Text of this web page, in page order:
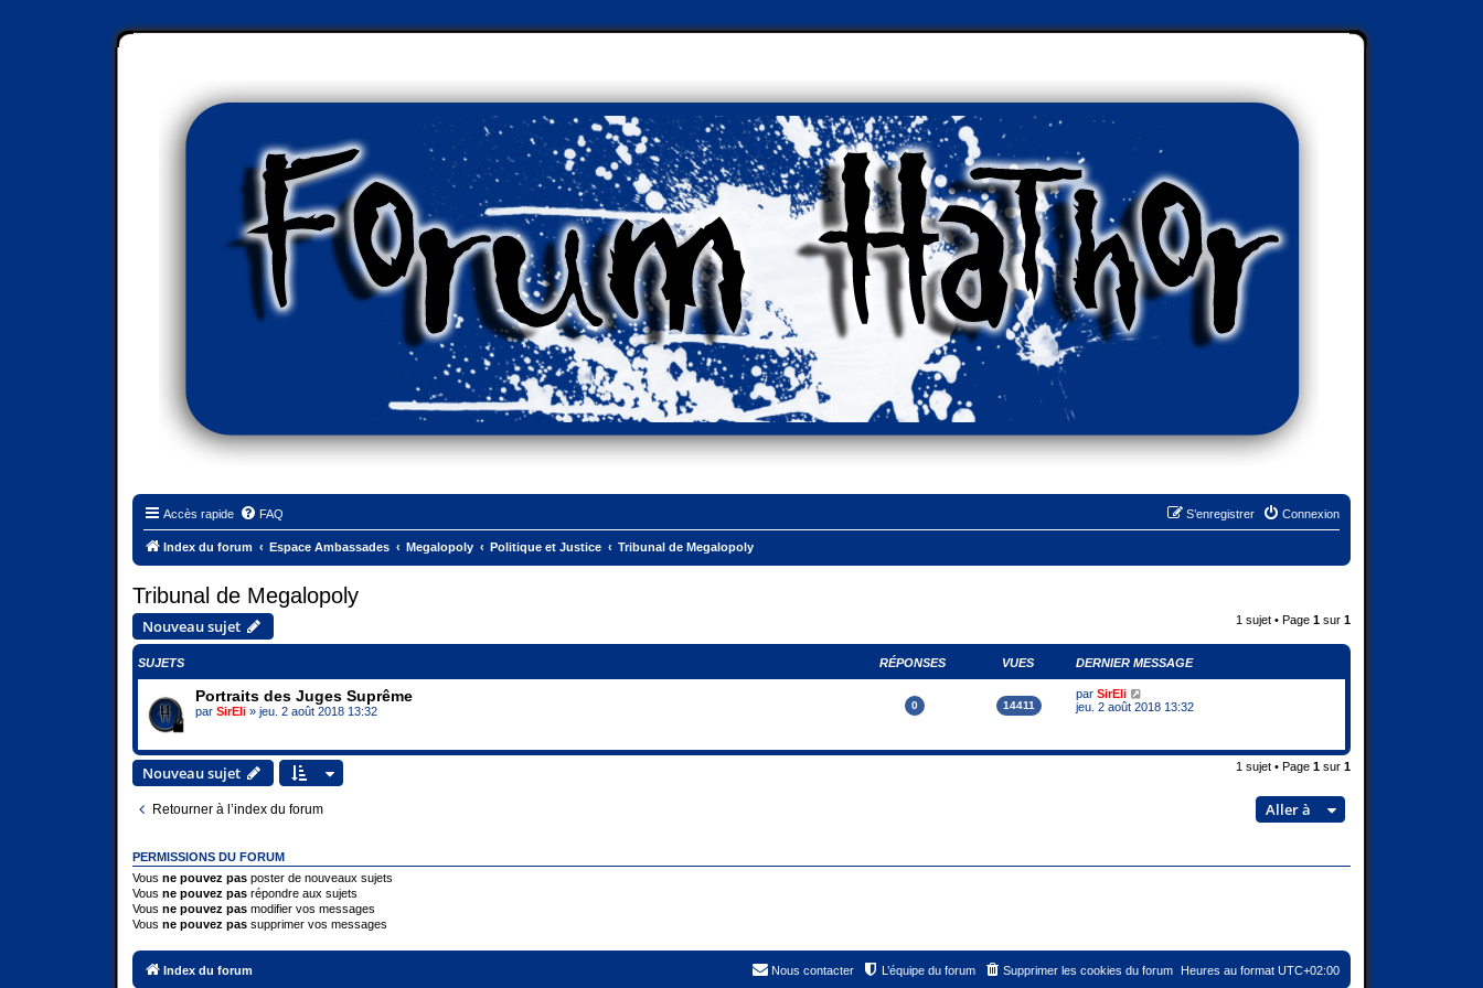
Accès rapide FAQ Connexion
S’enregistrer
Index du forum Espace Ambassades Megalopoly Politique et Justice Tribunal de Megalopoly
Tribunal de Megalopoly
Nouveau sujet 1 sujet • Page 1 sur 1
SUJETS RÉPONSES VUES DERNIER MESSAGE
Portraits des Juges Suprême
par SirEli » jeu. 2 août 2018 13:32 0 14411
par SirEli
jeu. 2 août 2018 13:32
Nouveau sujet 1 sujet • Page 1 sur 1
Retourner à l’index du forum Aller à
PERMISSIONS DU FORUM
Vous ne pouvez pas poster de nouveaux sujets
Vous ne pouvez pas répondre aux sujets
Vous ne pouvez pas modifier vos messages
Vous ne pouvez pas supprimer vos messages
Index du forum Heures au format UTC+02:00
Supprimer les cookies du forum
L’équipe du forum
Nous contacter